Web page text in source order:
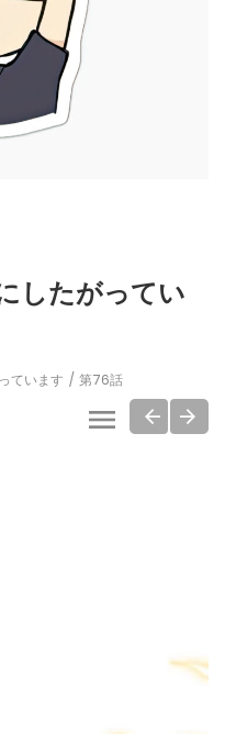
したがってい
ています 第76話